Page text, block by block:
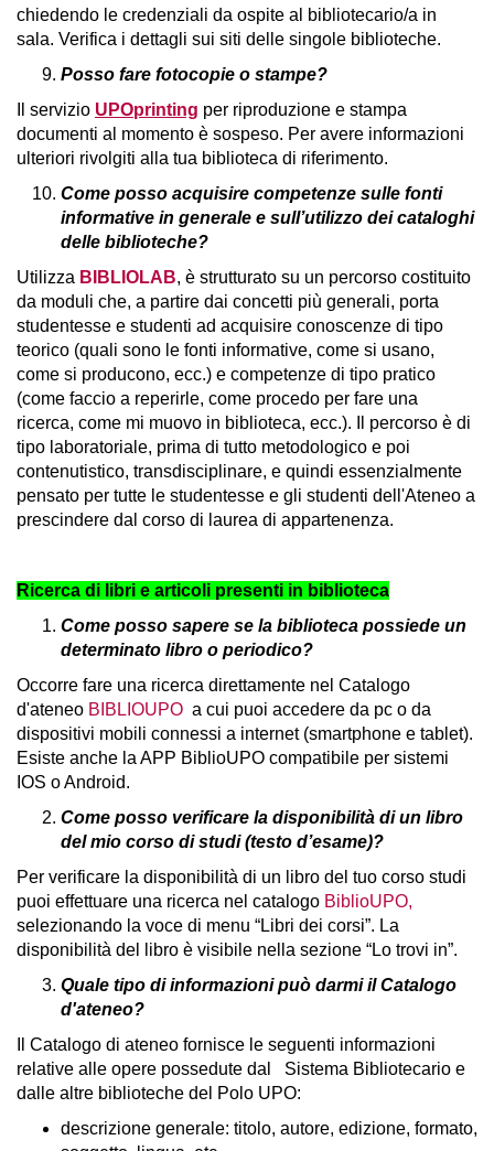
chiedendo le credenziali da ospite al bibliotecario/a in
sala. Verifica i dettagli sui siti delle singole biblioteche.
Posso fare fotocopie o stampe?
Il servizio UPOprinting per riproduzione e stampa
documenti al momento è sospeso. Per avere informazioni
ulteriori rivolgiti alla tua biblioteca di riferimento.
Come posso acquisire competenze sulle fonti
informative in generale e sull’utilizzo dei cataloghi
delle biblioteche?
Utilizza BIBLIOLAB, è strutturato su un percorso costituito
da moduli che, a partire dai concetti più generali, porta
studentesse e studenti ad acquisire conoscenze di tipo
teorico (quali sono le fonti informative, come si usano,
come si producono, ecc.) e competenze di tipo pratico
(come faccio a reperirle, come procedo per fare una
ricerca, come mi muovo in biblioteca, ecc.). Il percorso è di
tipo laboratoriale, prima di tutto metodologico e poi
contenutistico, transdisciplinare, e quindi essenzialmente
pensato per tutte le studentesse e gli studenti dell'Ateneo a
prescindere dal corso di laurea di appartenenza.
Ricerca di libri e articoli presenti in biblioteca
Come posso sapere se la biblioteca possiede un
determinato libro o periodico?
Occorre fare una ricerca direttamente nel Catalogo
d'ateneo BIBLIOUPO a cui puoi accedere da pc o da
dispositivi mobili connessi a internet (smartphone e tablet).
Esiste anche la APP BiblioUPO compatibile per sistemi
IOS o Android.
Come posso verificare la disponibilità di un libro
del mio corso di studi (testo d’esame)?
Per verificare la disponibilità di un libro del tuo corso studi
puoi effettuare una ricerca nel catalogo BiblioUPO,
selezionando la voce di menu “Libri dei corsi”. La
disponibilità del libro è visibile nella sezione “Lo trovi in”.
Quale tipo di informazioni può darmi il Catalogo
d'ateneo?
Il Catalogo di ateneo fornisce le seguenti informazioni
relative alle opere possedute dal Sistema Bibliotecario e
dalle altre biblioteche del Polo UPO:
descrizione generale: titolo, autore, edizione, formato,